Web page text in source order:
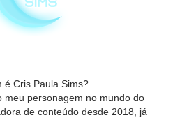
é Cris Paula Sims?
meu personagem no mundo do
de conteúdo desde 2018, já